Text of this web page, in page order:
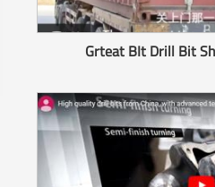
Grteat BIt Drill Bit